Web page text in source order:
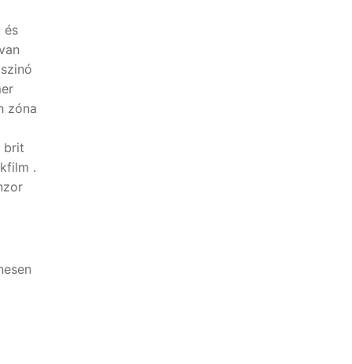
és
zóna
brit
.